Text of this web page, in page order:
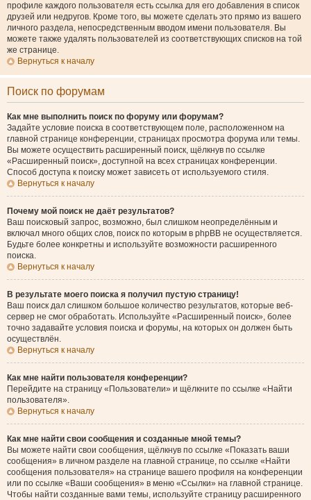
профиле каждого пользователя есть ссылка для его добавления в список
друзей или недругов. Кроме того, вы можете сделать это прямо из вашего
личного раздела, непосредственным вводом имени пользователя. Вы
можете также удалять пользователей из соответствующих списков на той
же странице.
Вернуться к началу
Поиск по форумам
Как мне выполнить поиск по форуму или форумам?
Задайте условие поиска в соответствующем поле, расположенном на
главной странице конференции, страницах просмотра форума или темы.
Вы можете осуществить расширенный поиск, щёлкнув по ссылке
«Расширенный поиск», доступной на всех страницах конференции.
Способ доступа к поиску может зависеть от используемого стиля.
Вернуться к началу
Почему мой поиск не даёт результатов?
Ваш поисковый запрос, возможно, был слишком неопределённым и
включал много общих слов, поиск по которым в phpBB не осуществляется.
Будьте более конкретны и используйте возможности расширенного
поиска.
Вернуться к началу
В результате моего поиска я получил пустую страницу!
Ваш поиск дал слишком большое количество результатов, которые веб-
сервер не смог обработать. Используйте «Расширенный поиск», более
точно задавайте условия поиска и форумы, на которых он должен быть
осуществлён.
Вернуться к началу
Как мне найти пользователя конференции?
Перейдите на страницу «Пользователи» и щёлкните по ссылке «Найти
пользователя».
Вернуться к началу
Как мне найти свои сообщения и созданные мной темы?
Вы можете найти свои сообщения, щёлкнув по ссылке «Показать ваши
сообщения» в личном разделе на главной странице, по ссылке «Найти
сообщения пользователя» на странице вашего профиля на конференции
или по ссылке «Ваши сообщения» в меню «Ссылки» на главной странице.
Чтобы найти созданные вами темы, используйте страницу расширенного